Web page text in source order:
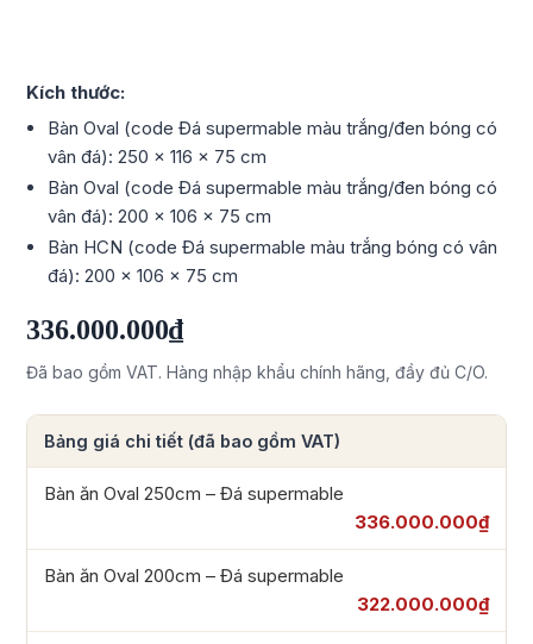
Kích thước:
Bàn Oval (code Đá supermable màu trắng/đen bóng có
vân đá): 250 x 116 x 75 cm
Bàn Oval (code Đá supermable màu trắng/đen bóng có
vân đá): 200 x 106 x 75 cm
Bàn HCN (code Đá supermable màu trắng bóng có vân
đá): 200 x 106 x 75 cm
336.000.000₫
Đã bao gồm VAT. Hàng nhập khẩu chính hãng, đầy đủ C/O.
Bảng giá chi tiết (đã bao gồm VAT)
Bàn ăn Oval 250cm – Đá supermable
336.000.000₫
Bàn ăn Oval 200cm – Đá supermable
322.000.000₫